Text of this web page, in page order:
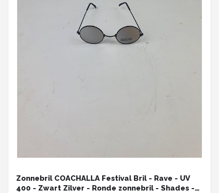
Zonnebril COACHALLA Festival Bril - Rave - UV
400 - Zwart Zilver - Ronde zonnebril - Shades -